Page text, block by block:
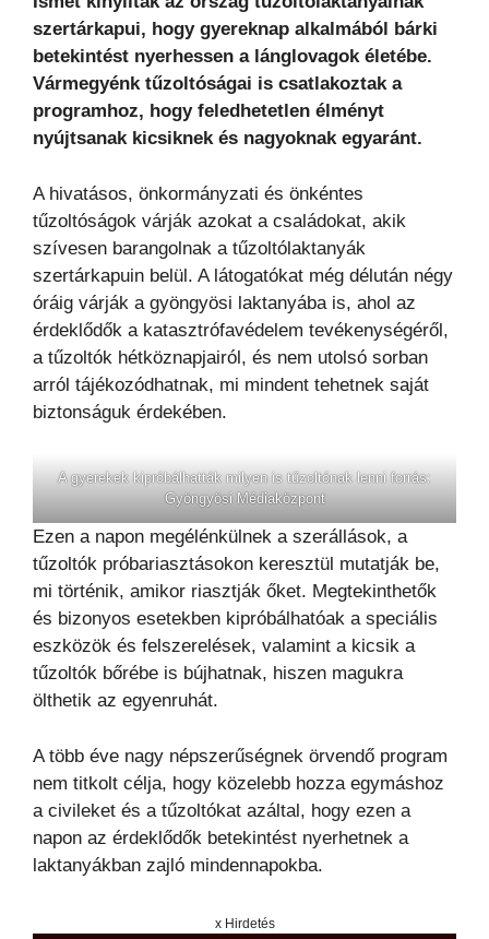
szertárkapui, hogy gyereknap alkalmából bárki
betekintést nyerhessen a lánglovagok életébe.
Vármegyénk tűzoltóságai is csatlakoztak a
programhoz, hogy feledhetetlen élményt
nyújtsanak kicsiknek és nagyoknak egyaránt.
A hivatásos, önkormányzati és önkéntes
tűzoltóságok várják azokat a családokat, akik
szívesen barangolnak a tűzoltólaktanyák
szertárkapuin belül. A látogatókat még délután négy
óráig várják a gyöngyösi laktanyába is, ahol az
érdeklődők a katasztrófavédelem tevékenységéről,
a tűzoltók hétköznapjairól, és nem utolsó sorban
arról tájékozódhatnak, mi mindent tehetnek saját
biztonságuk érdekében.
A gyerekek kipróbálhatták milyen is tűzoltónak lenni forrás:
Gyöngyösi Médiaközpont
Ezen a napon megélénkülnek a szerállások, a
tűzoltók próbariasztásokon keresztül mutatják be,
mi történik, amikor riasztják őket. Megtekinthetők
és bizonyos esetekben kipróbálhatóak a speciális
eszközök és felszerelések, valamint a kicsik a
tűzoltók bőrébe is bújhatnak, hiszen magukra
ölthetik az egyenruhát.
A több éve nagy népszerűségnek örvendő program
nem titkolt célja, hogy közelebb hozza egymáshoz
a civileket és a tűzoltókat azáltal, hogy ezen a
napon az érdeklődők betekintést nyerhetnek a
laktanyákban zajló mindennapokba.
x Hirdetés